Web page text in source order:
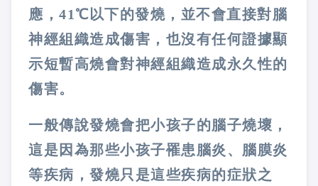
應， 41 ℃以下的發燒，並不會直接對腦
神經組織造成傷害，也沒有任何證據顯
示短暫高燒會對神經組織造成永久性的
傷害。
一般傳說發燒會把小孩子的腦子燒壞，
這是因為那些小孩子罹患腦炎、腦膜炎
等疾病，發燒只是這些疾病的症狀之